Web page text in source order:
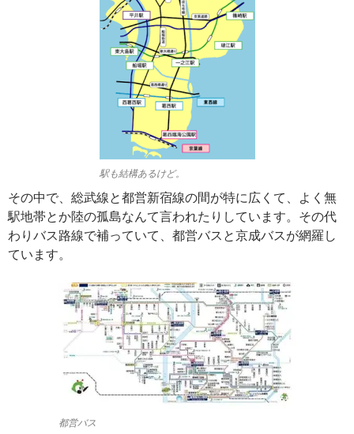
駅も結構あるけど。
その中で、総武線と都営新宿線の間が特に広くて、よく無
駅地帯とか陸の孤島なんて言われたりしています。その代
わりバス路線で補っていて、都営バスと京成バスが網羅し
ています。
都営バス